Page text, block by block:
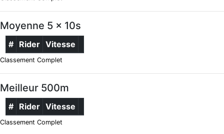
Moyenne 5 x 10s
# Rider Vitesse
Classement Complet
Meilleur 500m
# Rider Vitesse
Classement Complet